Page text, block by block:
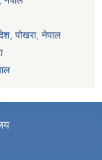
पोखरा, नेपाल